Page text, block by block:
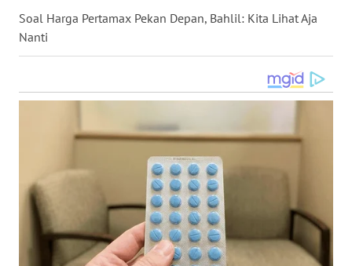
Soal Harga Pertamax Pekan Depan, Bahlil: Kita Lihat Aja
Nanti
KALBAR
WN
KALTENG